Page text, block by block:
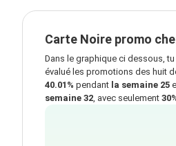
Carte Noire promo
Dans le graphique ci dessous,
évalué les promotions des huit
40.01% pendant la semaine 25
semaine 32 , avec seulement